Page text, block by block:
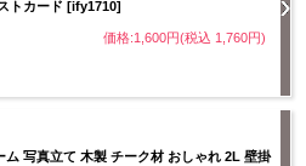
トカード [ify1710]
価格:1,600円(税込 1,760円)
ム 写真立て 木製 チーク材 おしゃれ 2L 壁掛